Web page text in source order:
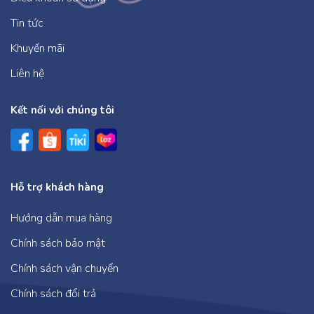
Phương pháp tạo ra động lực học tập nội tại:
Giúp trẻ tìm thấy niềm
Tin tức
Khuyến mãi
Liên hệ
Kết nối với chúng tôi
Hỗ trợ khách hàng
Hướng dẫn mua hàng
Chính sách bảo mật
Chính sách vận chuyển
Chính sách đổi trả